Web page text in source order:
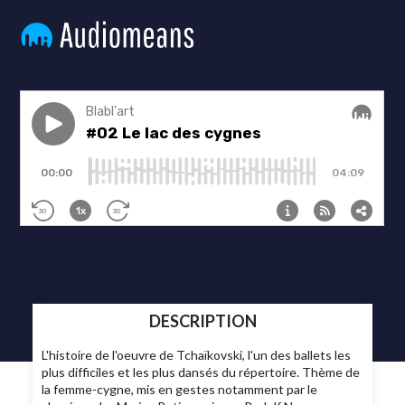
DESCRIPTION
L'histoire de l'oeuvre de Tchaïkovski, l'un des ballets les
plus difficiles et les plus dansés du répertoire. Thème de
la femme-cygne, mis en gestes notamment par le